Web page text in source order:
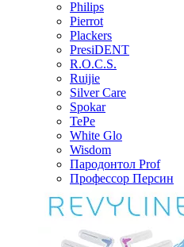
Philips
Pierrot
Plackers
PresiDENT
R.O.C.S.
Ruijie
Silver Care
Spokar
TePe
White Glo
Wisdom
Пародонтол Prof
Профессор Персин